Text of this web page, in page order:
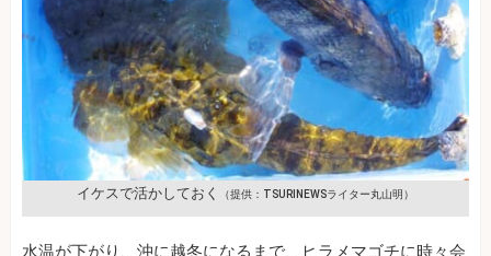
イケスで活かしておく （提供：TSURINEWSライター丸山明）
水温が下がり、沖に越冬になるまで、ヒラメマゴチに時々会